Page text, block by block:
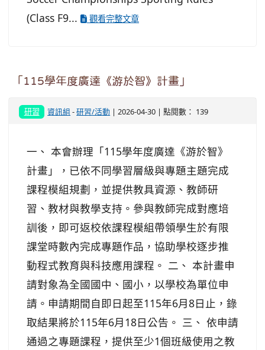
(Class F9...
觀看完整文章
「115學年度廣達《游於智》計畫」
研習 資訊組 -研習/活動 | 2026-04-30 | 點閱數： 139
一、 本會辦理「115學年度廣達《游於智》
計畫」，已依不同學習層級與專題主題完成
課程模組規劃，並提供教具資源、教師研
習、教材與教學支持。參與教師完成對應培
訓後，即可返校依課程模組帶領學生於有限
課堂時數內完成專題作品，協助學校逐步推
動程式教育與科技應用課程。 二、 本計畫申
請對象為全國國中、國小，以學校為單位申
請。申請期間自即日起至115年6月8日止，錄
取結果將於115年6月18日公告。 三、 依申請
通過之專題課程，提供至少1個班級使用之教